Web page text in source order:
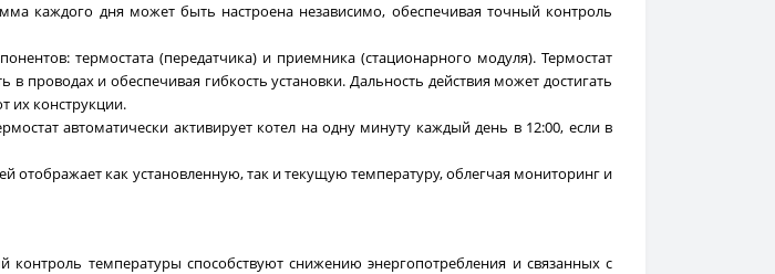
каждого дня может быть настроена независимо, обеспечивая точный контроль
термостата (передатчика) и приемника (стационарного модуля). Термостат
проводах и обеспечивая гибкость установки. Дальность действия может достигать
их конструкции.
автоматически активирует котел на одну минуту каждый день в 12:00, если в
отображает как установленную, так и текущую температуру, облегчая мониторинг и
температуры способствуют снижению энергопотребления и связанных с